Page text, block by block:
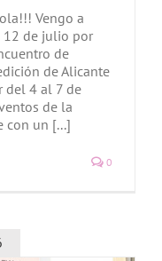
Vengo a
12 de julio por
de
de Alicante
del 4 al 7 de
de la
con un [...]
0